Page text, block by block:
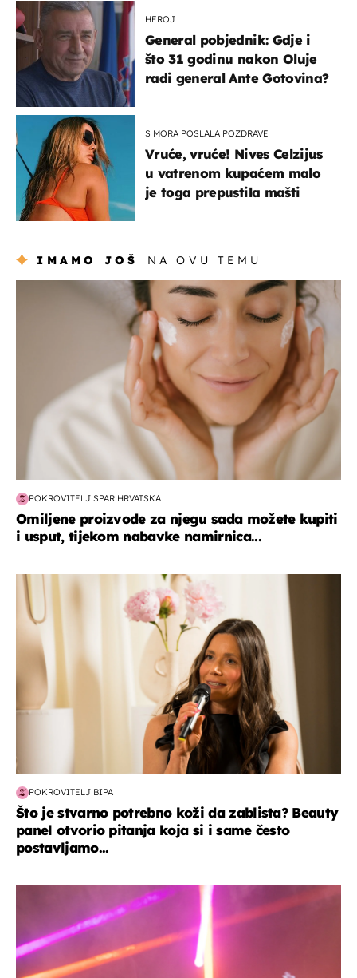
HEROJ
General pobjednik: Gdje i
što 31 godinu nakon Oluje
radi general Ante Gotovina?
S MORA POSLALA POZDRAVE
Vruće, vruće! Nives Celzijus
u vatrenom kupaćem malo
je toga prepustila mašti
IMAMO JOŠ NA OVU TEMU
moda & ljepota
POKROVITELJ SPAR HRVATSKA
Omiljene proizvode za njegu sada možete kupiti
i usput, tijekom nabavke namirnica...
moda & ljepota
POKROVITELJ BIPA
Što je stvarno potrebno koži da zablista? Beauty
panel otvorio pitanja koja si i same često
postavljamo...